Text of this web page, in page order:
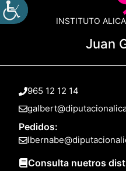
INSTITUTO
Juan
965 12 12 14
Pedidos:
Consulta nuetros